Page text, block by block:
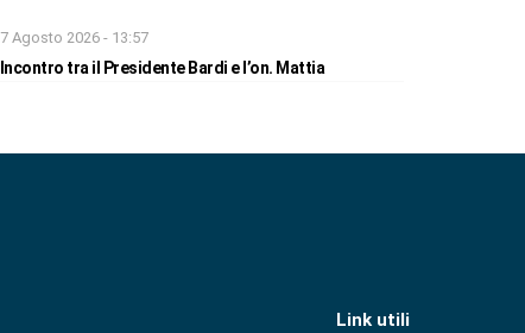
7 Agosto 2026 - 13:57
Incontro tra il Presidente Bardi e l’on. Mattia
Link utili